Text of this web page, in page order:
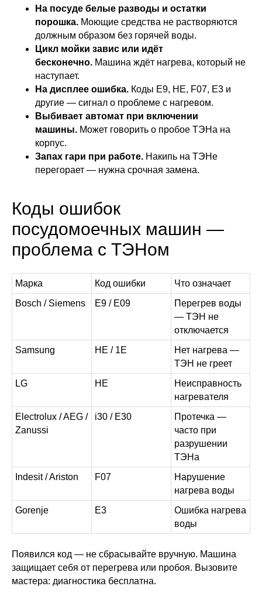
На посуде белые разводы и остатки
порошка. Моющие средства не растворяются
должным образом без горячей воды.
Цикл мойки завис или идёт
бесконечно. Машина ждёт нагрева, который не
наступает.
На дисплее ошибка. Коды E9, HE, F07, E3 и
другие — сигнал о проблеме с нагревом.
Выбивает автомат при включении
машины. Может говорить о пробое ТЭНа на
корпус.
Запах гари при работе. Накипь на ТЭНе
перегорает — нужна срочная замена.
Коды ошибок
посудомоечных машин —
проблема с ТЭНом
Марка Код ошибки
Что означает
Bosch / Siemens
E9 / E09
Перегрев воды
— ТЭН не
отключается
Samsung
HE / 1E
Нет нагрева —
ТЭН не греет
LG
HE
Неисправность
нагревателя
Electrolux / AEG /
Zanussi
i30 / E30
Протечка —
часто при
разрушении
ТЭНа
Indesit / Ariston
F07
Нарушение
нагрева воды
Gorenje
E3
Ошибка нагрева
воды
Появился код — не сбрасывайте вручную. Машина
защищает себя от перегрева или пробоя. Вызовите
мастера: диагностика бесплатна.